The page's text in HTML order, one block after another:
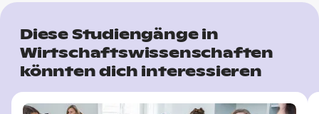
Diese Studiengänge in
Wirtschaftswissenschaften
könnten dich interessieren